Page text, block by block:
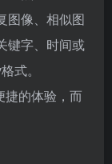
工具，能够